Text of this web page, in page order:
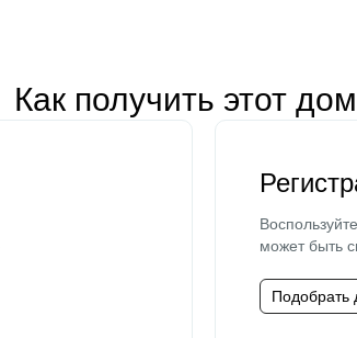
Как получить этот
может быть
Подобрать